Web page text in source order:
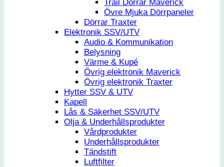
Trail Dörrar Maverick
Övre Mjuka Dörrpaneler
Dörrar Traxter
Elektronik SSV/UTV
Audio & Kommunikation
Belysning
Värme & Kupé
Övrig elektronik Maverick
Övrig elektronik Traxter
Hytter SSV & UTV
Kapell
Lås & Säkerhet SSV/UTV
Olja & Underhållsprodukter
Vårdprodukter
Underhållsprodukter
Tändstift
Luftfilter